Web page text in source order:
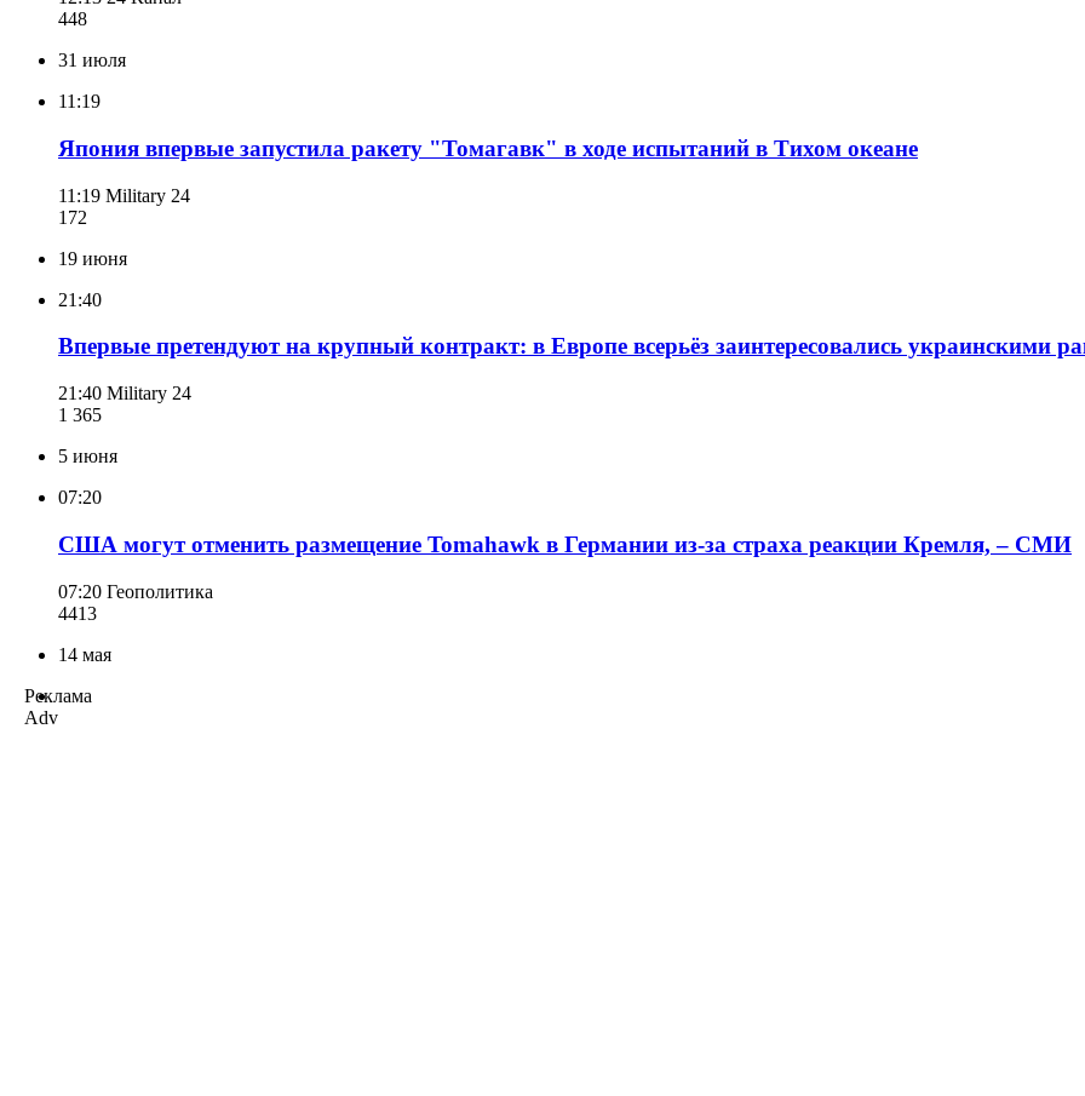
448
31 июля
11:19
Япония впервые запустила ракету "Томагавк" в ходе испытаний в Тихом океане
11:19 Military 24
172
19 июня
21:40
Впервые претендуют на крупный контракт: в Европе всерьёз заинтересовались украинскими
21:40 Military 24
1 365
5 июня
07:20
США могут отменить размещение Tomahawk в Германии из-за страха реакции Кремля, – СМИ
07:20 Геополитика
4413
14 мая
Реклама
Adv